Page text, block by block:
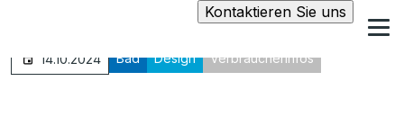
Kontaktieren Sie uns
14.10.2024 Bad Design Verbraucherinfos